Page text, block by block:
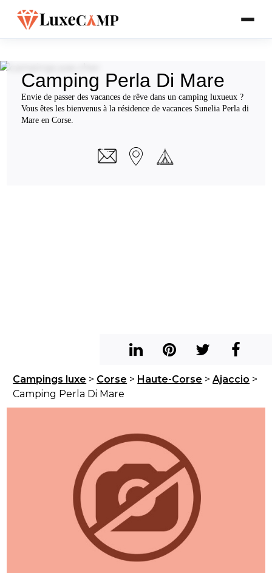
Camping Perla Di Mare
Envie de passer des vacances de rêve dans un camping luxueux ?
Vous êtes les bienvenus à la résidence de vacances Sunelia Perla di
Mare en Corse.
Campings luxe > Corse > Haute-Corse >Ajaccio >
Camping Perla Di Mare